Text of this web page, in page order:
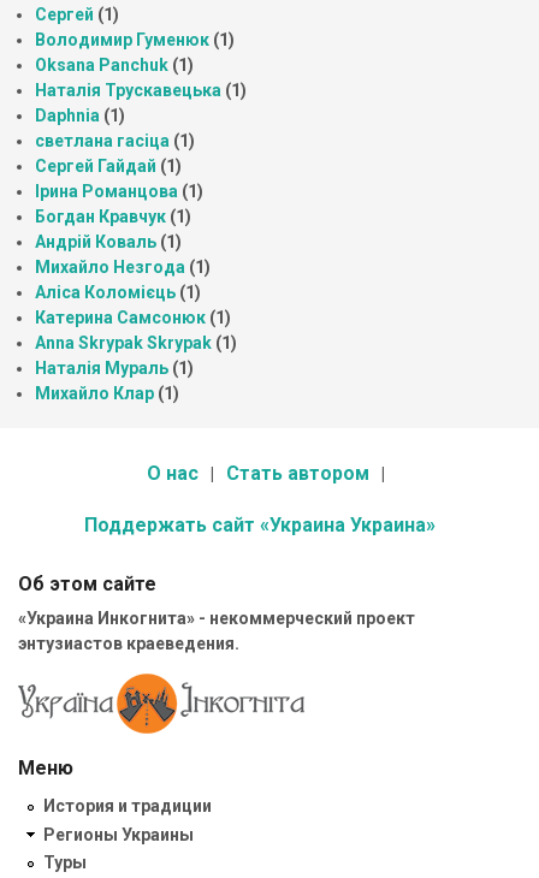
Сергей (1)
Володимир Гуменюк (1)
Oksana Panchuk (1)
Наталія Трускавецька (1)
Daphnia (1)
светлана гасіца (1)
Сергей Гайдай (1)
Ірина Романцова (1)
Богдан Кравчук (1)
Андрій Коваль (1)
Михайло Незгода (1)
Аліса Коломієць (1)
Катерина Самсонюк (1)
Anna Skrypak Skrypak (1)
Наталія Мураль (1)
Михайло Клар (1)
О нас Стать автором
Поддержать сайт «Украина Украина»
Об этом сайте
«Украина Инкогнита» - некоммерческий проект
энтузиастов краеведения.
Меню
История и традиции
Регионы Украины
Туры